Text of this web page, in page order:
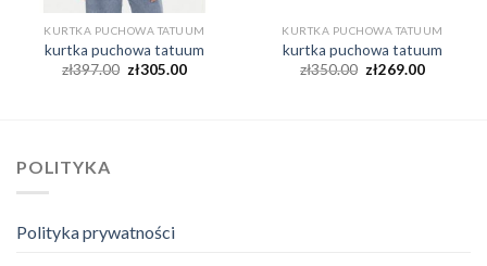
KURTKA PUCHOWA TATUUM
kurtka puchowa tatuum
zł397.00 zł305.00
KURTKA PUCHOWA TATUUM
kurtka puchowa tatuum
zł350.00 zł269.00
POLITYKA
Polityka prywatności